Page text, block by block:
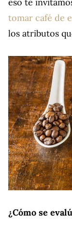
tomar café de
los atributos
¿Cómo se